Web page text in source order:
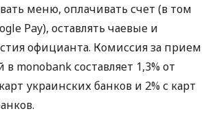
меню, оплачивать счет (в том
Pay), оставлять чаевые и
официанта. Комиссия за прием
monobank составляет 1,3% от
украинских банков и 2% с карт